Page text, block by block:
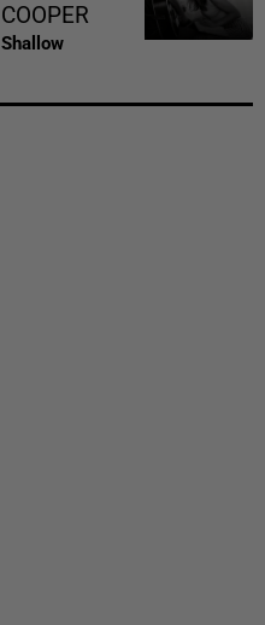
COOPER
Shallow